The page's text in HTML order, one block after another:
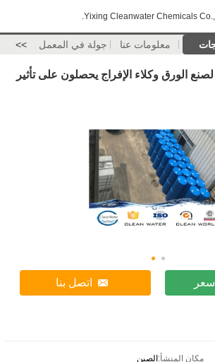
Yixing Cleanwater Chemicals
معلومات عنا جولة في المعمل >>
الورق وكلاء الإفراج يحصلون على تأثير
اتصل بنا
مكان المنشأ:الصين